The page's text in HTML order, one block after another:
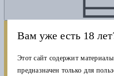
Вам уже есть 18
Этот сайт содержит
предназначен только для